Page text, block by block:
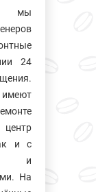
мы
24
имеют
и с
и
На